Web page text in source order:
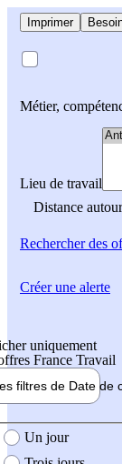
Imprimer
Métier,
Lieu de travail
Distance
Rechercherdes
uniquement
France Travail
filtres de Date de
création de l'offre
Un jour
Créer une alerte